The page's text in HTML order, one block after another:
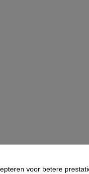
voor betere